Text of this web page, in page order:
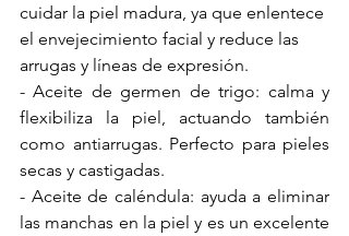
cuidar la piel madura, ya que enlentece
el envejecimiento facial y reduce las
arrugas y líneas de expresión.
- Aceite de germen de trigo: calma y
flexibiliza la piel, actuando también
como antiarrugas. Perfecto para pieles
secas y castigadas.
- Aceite de caléndula: ayuda a eliminar
las manchas en la piel y es un excelente